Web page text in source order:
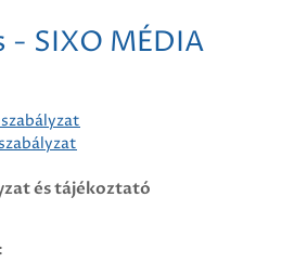
SIXO MÉDIA
és tájékoztató